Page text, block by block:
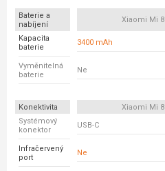
Baterie a
nabíjení
Xiaomi Mi 8
Kapacita
baterie
3400 mAh
Vyměnitelná
baterie
Ne
Konektivita Xiaomi Mi 8
Systémový
konektor
USB-C
Infračervený
port
Ne